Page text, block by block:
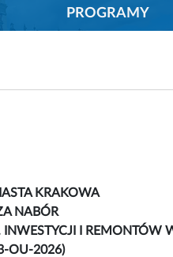
PROGRAMY
KRAKOWA
NABÓR
I REMONTÓW
OU-2026)